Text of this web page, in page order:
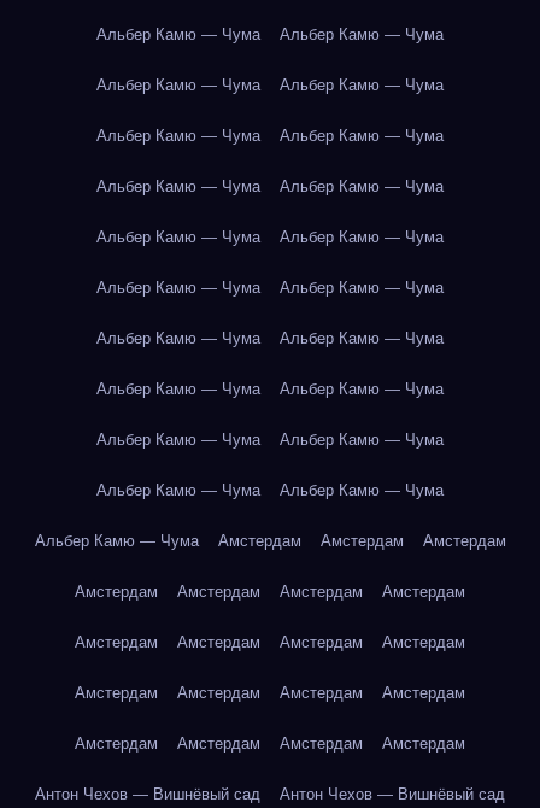
Альбер Камю — Чума Альбер Камю — Чума
Альбер Камю — Чума Альбер Камю — Чума
Альбер Камю — Чума Альбер Камю — Чума
Альбер Камю — Чума Альбер Камю — Чума
Альбер Камю — Чума Альбер Камю — Чума
Альбер Камю — Чума Альбер Камю — Чума
Альбер Камю — Чума Альбер Камю — Чума
Альбер Камю — Чума Альбер Камю — Чума
Альбер Камю — Чума Альбер Камю — Чума
Альбер Камю — Чума Альбер Камю — Чума
Альбер Камю — Чума Амстердам Амстердам Амстердам
Амстердам Амстердам Амстердам Амстердам
Амстердам Амстердам Амстердам Амстердам
Амстердам Амстердам Амстердам Амстердам
Амстердам Амстердам Амстердам Амстердам
Антон Чехов — Вишнёвый сад Антон Чехов — Вишнёвый сад